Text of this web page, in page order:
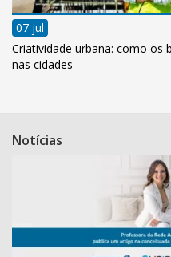
07 jul
Criatividade urbana: como os
nas cidades
Notícias